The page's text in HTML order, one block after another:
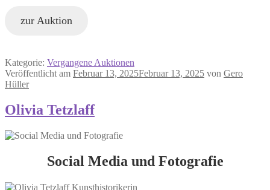
zur Auktion
Kategorie: Vergangene Auktionen
Veröffentlicht am Februar 13, 2025Februar 13, 2025 von Gero
Hüller
Olivia Tetzlaff
Social Media und Fotografie